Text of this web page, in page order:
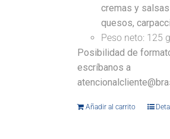
cremas y
quesos,
Peso neto: 125 g
Posibilidad de
escríbanos a
Añadir al carrito